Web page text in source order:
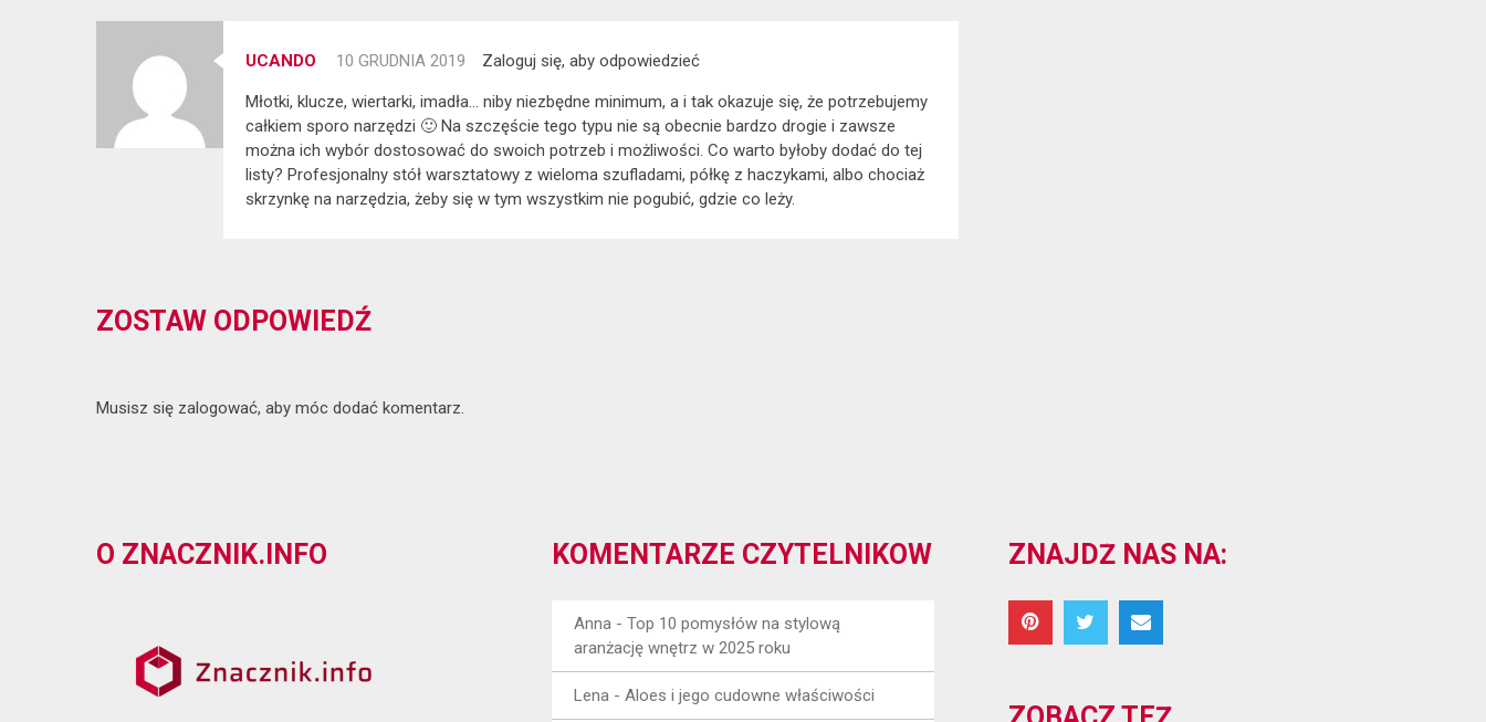
UCANDO 10 GRUDNIA 2019 Zaloguj się, aby odpowiedzieć
Młotki, klucze, wiertarki, imadła… niby niezbędne minimum, a i tak okazuje się, że potrzebujemy
całkiem sporo narzędzi 🙂 Na szczęście tego typu nie są obecnie bardzo drogie i zawsze
można ich wybór dostosować do swoich potrzeb i możliwości. Co warto byłoby dodać do tej
listy? Profesjonalny stół warsztatowy z wieloma szufladami, półkę z haczykami, albo chociaż
skrzynkę na narzędzia, żeby się w tym wszystkim nie pogubić, gdzie co leży.
ZOSTAW ODPOWIEDŹ
Musisz się zalogować, aby móc dodać komentarz.
O ZNACZNIK.INFO KOMENTARZE CZYTELNIKÓW
Anna -Top 10 pomysłów na stylową
aranżację wnętrz w 2025 roku
Lena -Aloes i jego cudowne właściwości
ZNAJDŹ NAS NA: